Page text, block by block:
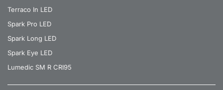
Terraco In LED
Spark Pro LED
Spark Long LED
Spark Eye LED
Lumedic SM R CRI95